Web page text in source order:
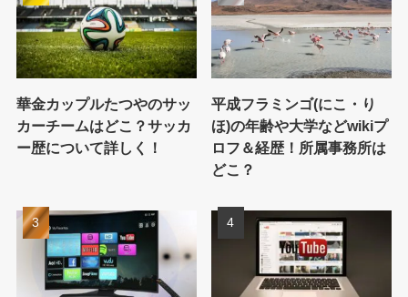
華金カップルたつやのサッ
カーチームはどこ？サッカ
ー歴について詳しく！
平成フラミンゴ(にこ・り
ほ)の年齢や大学などwikiプ
ロフ＆経歴！所属事務所は
どこ？